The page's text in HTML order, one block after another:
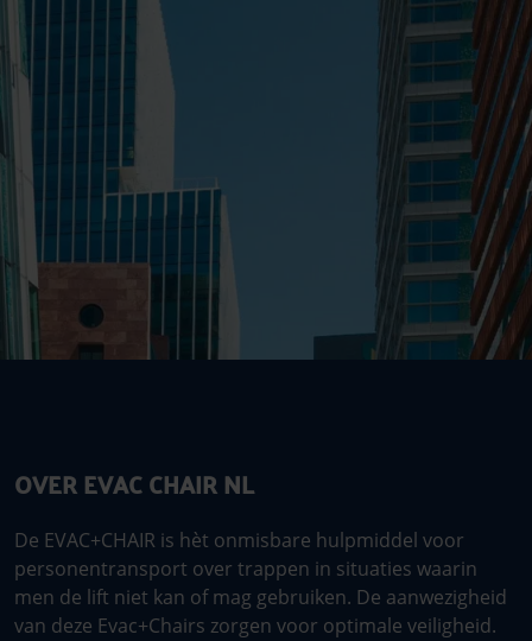
OVER EVAC CHAIR NL
De EVAC+CHAIR is hèt onmisbare hulpmiddel voor
personentransport over trappen in situaties waarin
men de lift niet kan of mag gebruiken. De aanwezigheid
van deze Evac+Chairs zorgen voor optimale veiligheid.